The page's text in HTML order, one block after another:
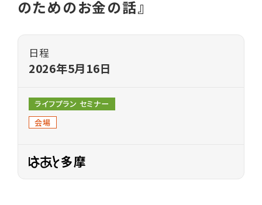
就業相談・就業支援
養育費相談
親子交流支援
のためのお金の話』
日程
2026年5月16日
ライフプラン セミナー
会場